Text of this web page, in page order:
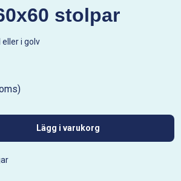
stolpar
i golv
Lägg i varukorg